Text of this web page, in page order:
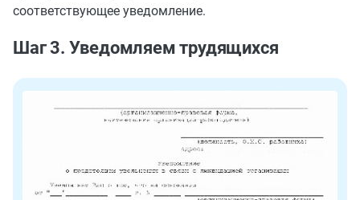
соответствующее уведомление.
Шаг 3. Уведомляем трудящихся